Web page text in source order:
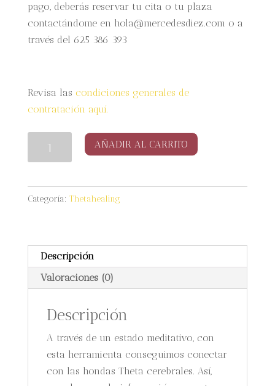
pago, deberás reservar tu cita o tu plaza
contactándome en hola@mercedesdiez.com o a
través del 625 386 393
Revisa las condiciones generales de
contratación aquí.
de
Thetahealing
AÑADIR AL CARRITO
Categoría: Thetahealing
Descripción
Valoraciones (0)
Descripción
A través de un estado meditativo, con
esta herramienta conseguimos conectar
con las hondas Theta cerebrales. Así,